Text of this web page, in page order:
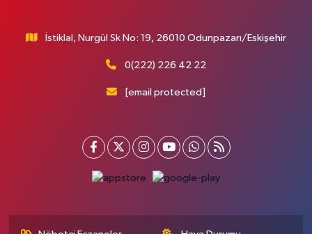
İstiklal, Nurgül Sk No: 19, 26010 Odunpazarı/Eskişehir
0(222) 226 42 22
[email protected]